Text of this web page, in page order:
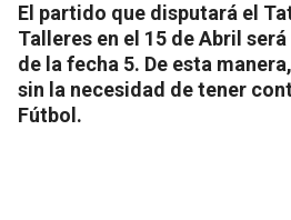
El partido que disputará el
Talleres en el 15 de Abril
de la fecha 5. De esta
sin la necesidad de tener
Fútbol.